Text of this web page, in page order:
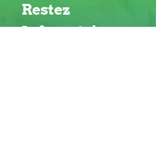
Restez
Informés!